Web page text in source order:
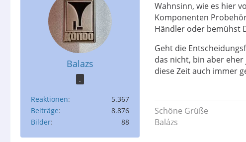
Balazs
.
Reaktionen
5.367
Beiträge
8.876
Bilder
88
Wahnsinn, wie es hier
Komponenten
Händler oder bemühst
Geht die
das nicht, bin aber
diese Zeit auch immer
Schöne Grüße
Balázs